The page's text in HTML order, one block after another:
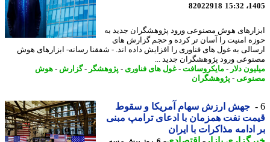
82022918
هوش مصنوعی ورود پژوهشگران جدید به
امنیت را آسان تر کرده و حجم گزارش های
به غول های فناوری را افزایش داده اند. - شفقنا رسانه- ابزارهای هوش
ورود پژوهشگران جدید ...
دلار-مایکروسافت-غول های فناوری- پژوهشگر-گزارش -هوش
-پژوهشگران
جهش ارزش سهام آمریکا و سقوط
نفت همزمان با ادعای ترامپ مبنی
مذاکرات با ایران